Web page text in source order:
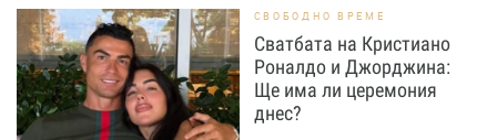
СВОБОДНО ВРЕМЕ
Сватбата на Кристиано
Роналдо и Джорджина:
Ще има ли церемония
днес?